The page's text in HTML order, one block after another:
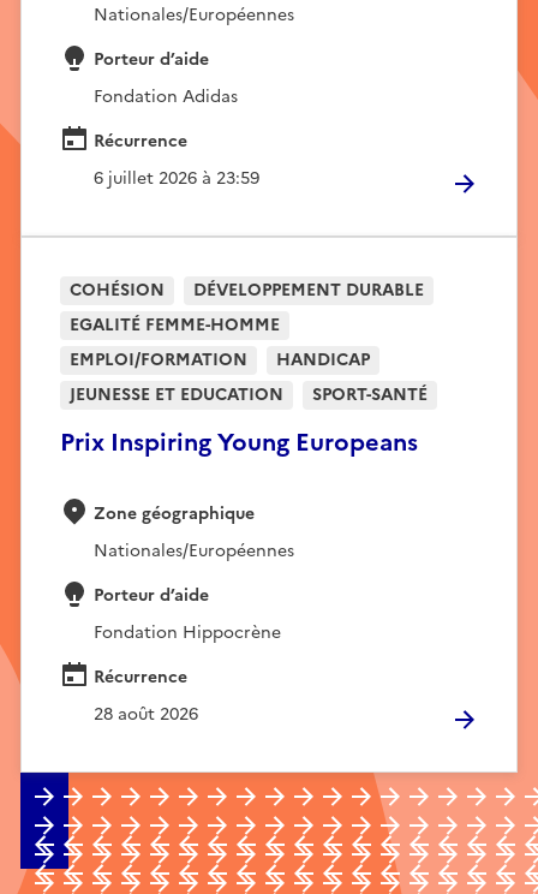
Nationales/Européennes
Porteur d’aide
Fondation Adidas
Récurrence
6 juillet 2026 à 23:59
Prix Inspiring Young Europeans
COHÉSION
DÉVELOPPEMENT DURABLE
EGALITÉ FEMME-HOMME
EMPLOI/FORMATION
HANDICAP
JEUNESSE ET EDUCATION
SPORT-SANTÉ
Zone géographique
Nationales/Européennes
Porteur d’aide
Fondation Hippocrène
Récurrence
28 août 2026